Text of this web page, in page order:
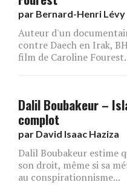
par Bernard-Henri Lévy
Auteur d'un
contre Daech en Irak,
film de Caroline
Dalil Boubakeur –
complot
par David Isaac Haziza
Dalil Boubakeur estime
son droit, même si sa
au conspirationnisme...